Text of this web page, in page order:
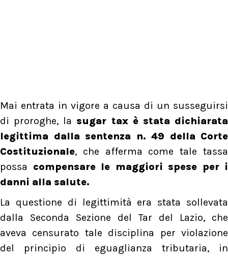
Mai entrata in vigore a causa di un susseguirsi
di proroghe, la sugar tax è stata dichiarata
legittima dalla sentenza n. 49 della Corte
Costituzionale, che afferma come tale tassa
possa compensare le maggiori spese per i
danni alla salute.
La questione di legittimità era stata sollevata
dalla Seconda Sezione del Tar del Lazio, che
aveva censurato tale disciplina per violazione
del principio di eguaglianza tributaria, in